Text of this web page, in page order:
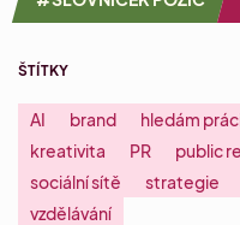
ŠTÍTKY
AI brand hledám
kreativita
PR public
sociální sítě
strategie
vzdělávání